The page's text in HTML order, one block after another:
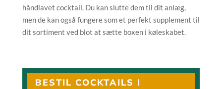
håndlavet cocktail. Du kan slutte dem til dit anlæg,
men de kan også fungere som et perfekt supplement til
dit sortiment ved blot at sætte boxen i køleskabet.
BESTIL COCKTAILS I